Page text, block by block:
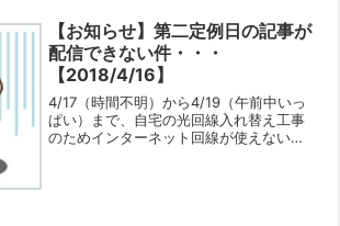
【お知らせ】第二定例日の記事が
配信できない件・・・
【2018/4/16】
4/17（時間不明）から4/19（午前中いっ
ぱい）まで、自宅の光回線入れ替え工事
のためインターネット回線が使えない状